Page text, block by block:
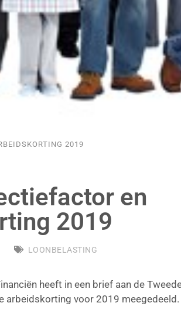
2019
en
2019
LOONBELASTING
heeft in een brief aan de
arbeidskorting voor 2019 meegedeeld.